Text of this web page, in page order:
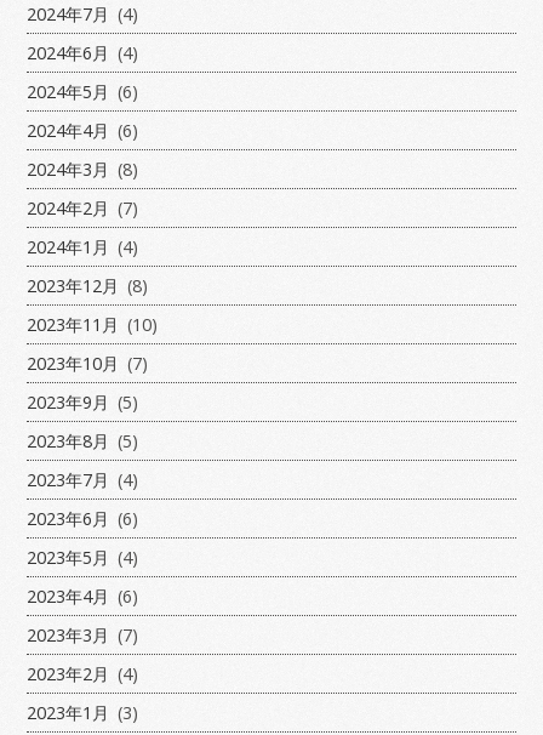
2024年7月 (4)
2024年6月 (4)
2024年5月 (6)
2024年4月 (6)
2024年3月 (8)
2024年2月 (7)
2024年1月 (4)
2023年12月 (8)
2023年11月 (10)
2023年10月 (7)
2023年9月 (5)
2023年8月 (5)
2023年7月 (4)
2023年6月 (6)
2023年5月 (4)
2023年4月 (6)
2023年3月 (7)
2023年2月 (4)
2023年1月 (3)